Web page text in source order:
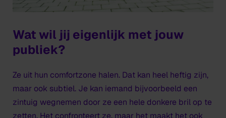
Wat wil jij eigenlijk met jouw
publiek?
Ze uit hun comfortzone halen. Dat kan heel heftig zijn,
maar ook subtiel. Je kan iemand bijvoorbeeld een
zintuig wegnemen door ze een hele donkere bril op te